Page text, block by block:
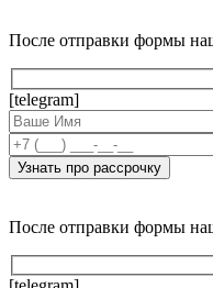
После отправки формы
[telegram]
После отправки формы